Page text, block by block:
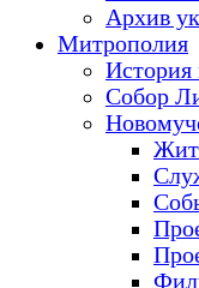
Архив
Митрополия
Собор